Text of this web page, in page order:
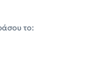
το: